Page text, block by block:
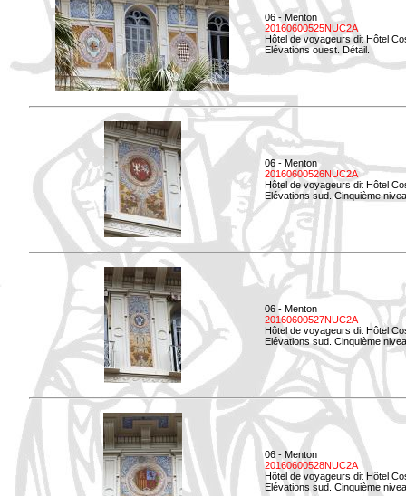
06 - Menton
20160600525NUC2A
Hôtel de voyageurs dit Hôtel
Elévations ouest. Détail.
06 - Menton
20160600526NUC2A
Hôtel de voyageurs dit Hôtel
Elévations sud. Cinquième
06 - Menton
20160600527NUC2A
Hôtel de voyageurs dit Hôtel
Elévations sud. Cinquième
06 - Menton
20160600528NUC2A
Hôtel de voyageurs dit Hôtel
Elévations sud. Cinquième